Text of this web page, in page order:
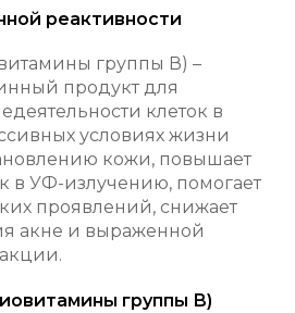
реактивности
группы В) –
продукт для
клеток в
условиях жизни
кожи, повышает
в УФ-излучению, помогает
проявлений, снижает
акне и выраженной
группы В)